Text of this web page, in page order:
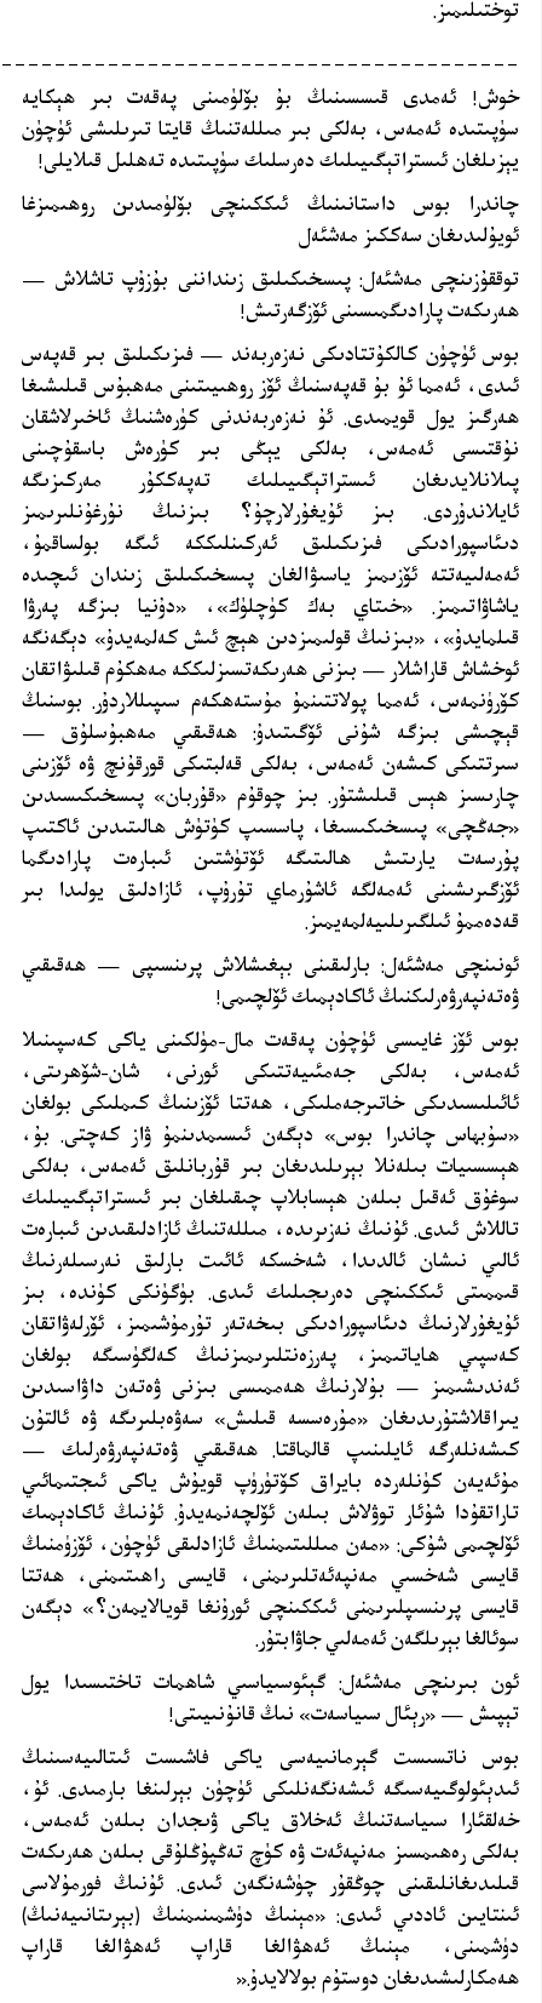
توختىلىمىز.
خوش! ئەمدى قىسسىنىڭ بۇ بۆلۈمىنى پەقەت بىر ھېكايە
سۈپىتىدە ئەمەس، بەلكى بىر مىللەتنىڭ قايتا تىرىلىشى ئۈچۈن
يېزىلغان ئىستراتېگىيىلىك دەرسلىك سۈپىتىدە تەھلىل قىلايلى!
چاندرا بوس داستانىنىڭ ئىككىنچى بۆلۈمىدىن روھىمىزغا
ئويۇلىدىغان سەككىز مەشئەل
توققۇزىنچى مەشئەل: پىسخىكىلىق زىنداننى بۇزۇپ تاشلاش —
ھەرىكەت پارادىگمىسىنى ئۆزگەرتىش!
بوس ئۈچۈن كالكۇتتادىكى نەزەربەند — فىزىكىلىق بىر قەپەس
ئىدى، ئەمما ئۇ بۇ قەپەسنىڭ ئۆز روھىيىتىنى مەھبۇس قىلىشىغا
ھەرگىز يول قويمىدى. ئۇ نەزەربەندنى كۈرەشنىڭ ئاخىرلاشقان
نۇقتىسى ئەمەس، بەلكى يېڭى بىر كۈرەش باسقۇچىنى
پىلانلايدىغان ئىستراتېگىيىلىك تەپەككۇر مەركىزىگە
ئايلاندۇردى. بىز ئۇيغۇرلارچۇ؟ بىزنىڭ نۇرغۇنلىرىمىز
دىئاسپورادىكى فىزىكىلىق ئەركىنلىككە ئىگە بولساقمۇ،
ئەمەلىيەتتە ئۆزىمىز ياسىۋالغان پىسخىكىلىق زىندان ئىچىدە
ياشاۋاتىمىز. «خىتاي بەك كۈچلۈك»، «دۇنيا بىزگە پەرۋا
قىلمايدۇ»، «بىزنىڭ قولىمىزدىن ھېچ ئىش كەلمەيدۇ» دېگەنگە
ئوخشاش قاراشلار — بىزنى ھەرىكەتسىزلىككە مەھكۇم قىلىۋاتقان
كۆرۈنمەس، ئەمما پولاتتىنمۇ مۇستەھكەم سىپىللاردۇر. بوسنىڭ
قېچىشى بىزگە شۇنى ئۆگىتىدۇ: ھەقىقىي مەھبۇسلۇق —
سىرتتىكى كىشەن ئەمەس، بەلكى قەلبتىكى قورقۇنچ ۋە ئۆزىنى
چارىسىز ھېس قىلىشتۇر. بىز چوقۇم «قۇربان» پىسخىكىسىدىن
«جەڭچى» پىسخىكىسىغا، پاسسىپ كۈتۈش ھالىتىدىن ئاكتىپ
پۇرسەت يارىتىش ھالىتىگە ئۆتۈشتىن ئىبارەت پارادىگما
ئۆزگىرىشىنى ئەمەلگە ئاشۇرماي تۇرۇپ، ئازادلىق يولىدا بىر
قەدەممۇ ئىلگىرىلىيەلمەيمىز.
ئونىنچى مەشئەل: بارلىقىنى بېغىشلاش پرىنسىپى — ھەقىقىي
ۋەتەنپەرۋەرلىكنىڭ ئاكادېمىك ئۆلچىمى!
بوس ئۆز غايىسى ئۈچۈن پەقەت مال-مۈلكىنى ياكى كەسپىنىلا
ئەمەس، بەلكى جەمئىيەتتىكى ئورنى، شان-شۆھرىتى،
ئائىلىسىدىكى خاتىرجەملىكى، ھەتتا ئۆزىنىڭ كىملىكى بولغان
«سۇبھاس چاندرا بوس» دېگەن ئىسىمدىنمۇ ۋاز كەچتى. بۇ،
ھېسسىيات بىلەنلا بېرىلىدىغان بىر قۇربانلىق ئەمەس، بەلكى
سوغۇق ئەقىل بىلەن ھېسابلاپ چىقىلغان بىر ئىستراتېگىيىلىك
تاللاش ئىدى. ئۇنىڭ نەزىرىدە، مىللەتنىڭ ئازادلىقىدىن ئىبارەت
ئالىي نىشان ئالدىدا، شەخسكە ئائىت بارلىق نەرسىلەرنىڭ
قىممىتى ئىككىنچى دەرىجىلىك ئىدى. بۈگۈنكى كۈندە، بىز
ئۇيغۇرلارنىڭ دىئاسپورادىكى بىخەتەر تۇرمۇشىمىز، ئۆرلەۋاتقان
كەسپىي ھاياتىمىز، پەرزەنتلىرىمىزنىڭ كەلگۈسىگە بولغان
ئەندىشىمىز — بۇلارنىڭ ھەممىسى بىزنى ۋەتەن داۋاسىدىن
يىراقلاشتۇرىدىغان «مۇرەسسە قىلىش» سەۋەبلىرىگە ۋە ئالتۇن
كىشەنلەرگە ئايلىنىپ قالماقتا. ھەقىقىي ۋەتەنپەرۋەرلىك —
مۇئەيەن كۈنلەردە بايراق كۆتۈرۈپ قويۇش ياكى ئىجتىمائىي
تاراتقۇدا شۇئار توۋلاش بىلەن ئۆلچەنمەيدۇ. ئۇنىڭ ئاكادېمىك
ئۆلچىمى شۇكى: «مەن مىللىتىمنىڭ ئازادلىقى ئۈچۈن، ئۆزۈمنىڭ
قايسى شەخسىي مەنپەئەتلىرىمنى، قايسى راھىتىمنى، ھەتتا
قايسى پرىنسىپلىرىمنى ئىككىنچى ئورۇنغا قويالايمەن؟» دېگەن
سوئالغا بېرىلگەن ئەمەلىي جاۋابتۇر.
ئون بىرىنچى مەشئەل: گېئوسىياسىي شاھمات تاختىسىدا يول
تېپىش — «رېئال سىياسەت» نىڭ قانۇنىيىتى!
بوس ناتسىست گېرمانىيەسى ياكى فاشىست ئىتالىيەسىنىڭ
ئىدېئولوگىيەسىگە ئىشەنگەنلىكى ئۈچۈن بېرلىنغا بارمىدى. ئۇ،
خەلقئارا سىياسەتنىڭ ئەخلاق ياكى ۋىجدان بىلەن ئەمەس،
بەلكى رەھىمسىز مەنپەئەت ۋە كۈچ تەڭپۇڭلۇقى بىلەن ھەرىكەت
قىلىدىغانلىقىنى چوڭقۇر چۈشەنگەن ئىدى. ئۇنىڭ فورمۇلاسى
ئىنتايىن ئاددىي ئىدى: «مېنىڭ دۈشمىنىمنىڭ (بېرىتانىيەنىڭ)
دۈشمىنى، مېنىڭ ئەھۋالغا قاراپ ئەھۋالغا قاراپ
ھەمكارلىشىدىغان دوستۇم بولالايدۇ».